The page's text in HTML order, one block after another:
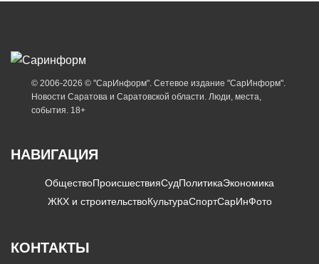
© 2006-2026 © "СарИнформ". Сетевое издание "СарИнформ".
Новости Саратова и Саратовской области. Люди, места,
события. 18+
НАВИГАЦИЯ
ОбществоПроисшествияСудПолитикаЭкономика
ЖКХ и строительствоКультураСпортСарИнФото
КОНТАКТЫ